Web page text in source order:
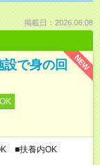
掲載日：2026.08.08
NEW
で身の回
■扶養内OK